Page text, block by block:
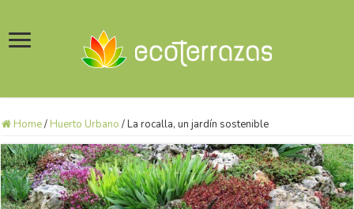
Home/ Huerto Urbano /La rocalla, un jardín sostenible